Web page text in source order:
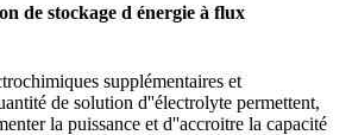
de stockage d énergie à flux
supplémentaires et
de solution d''électrolyte permettent,
la puissance et d''accroitre la capacité